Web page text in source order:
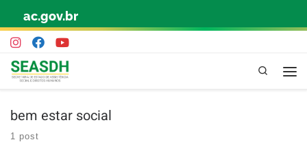
Skip to content
ac.gov.br
Pesquisa
bem estar social
1 post